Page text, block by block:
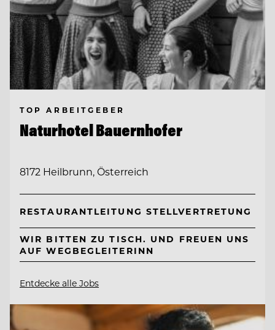
TOP ARBEITGEBER
Naturhotel Bauernhofer
8172 Heilbrunn, Österreich
RESTAURANTLEITUNG STELLVERTRETUNG
WIR BITTEN ZU TISCH. UND FREUEN UNS
AUF WEGBEGLEITERINN
Entdecke alle Jobs